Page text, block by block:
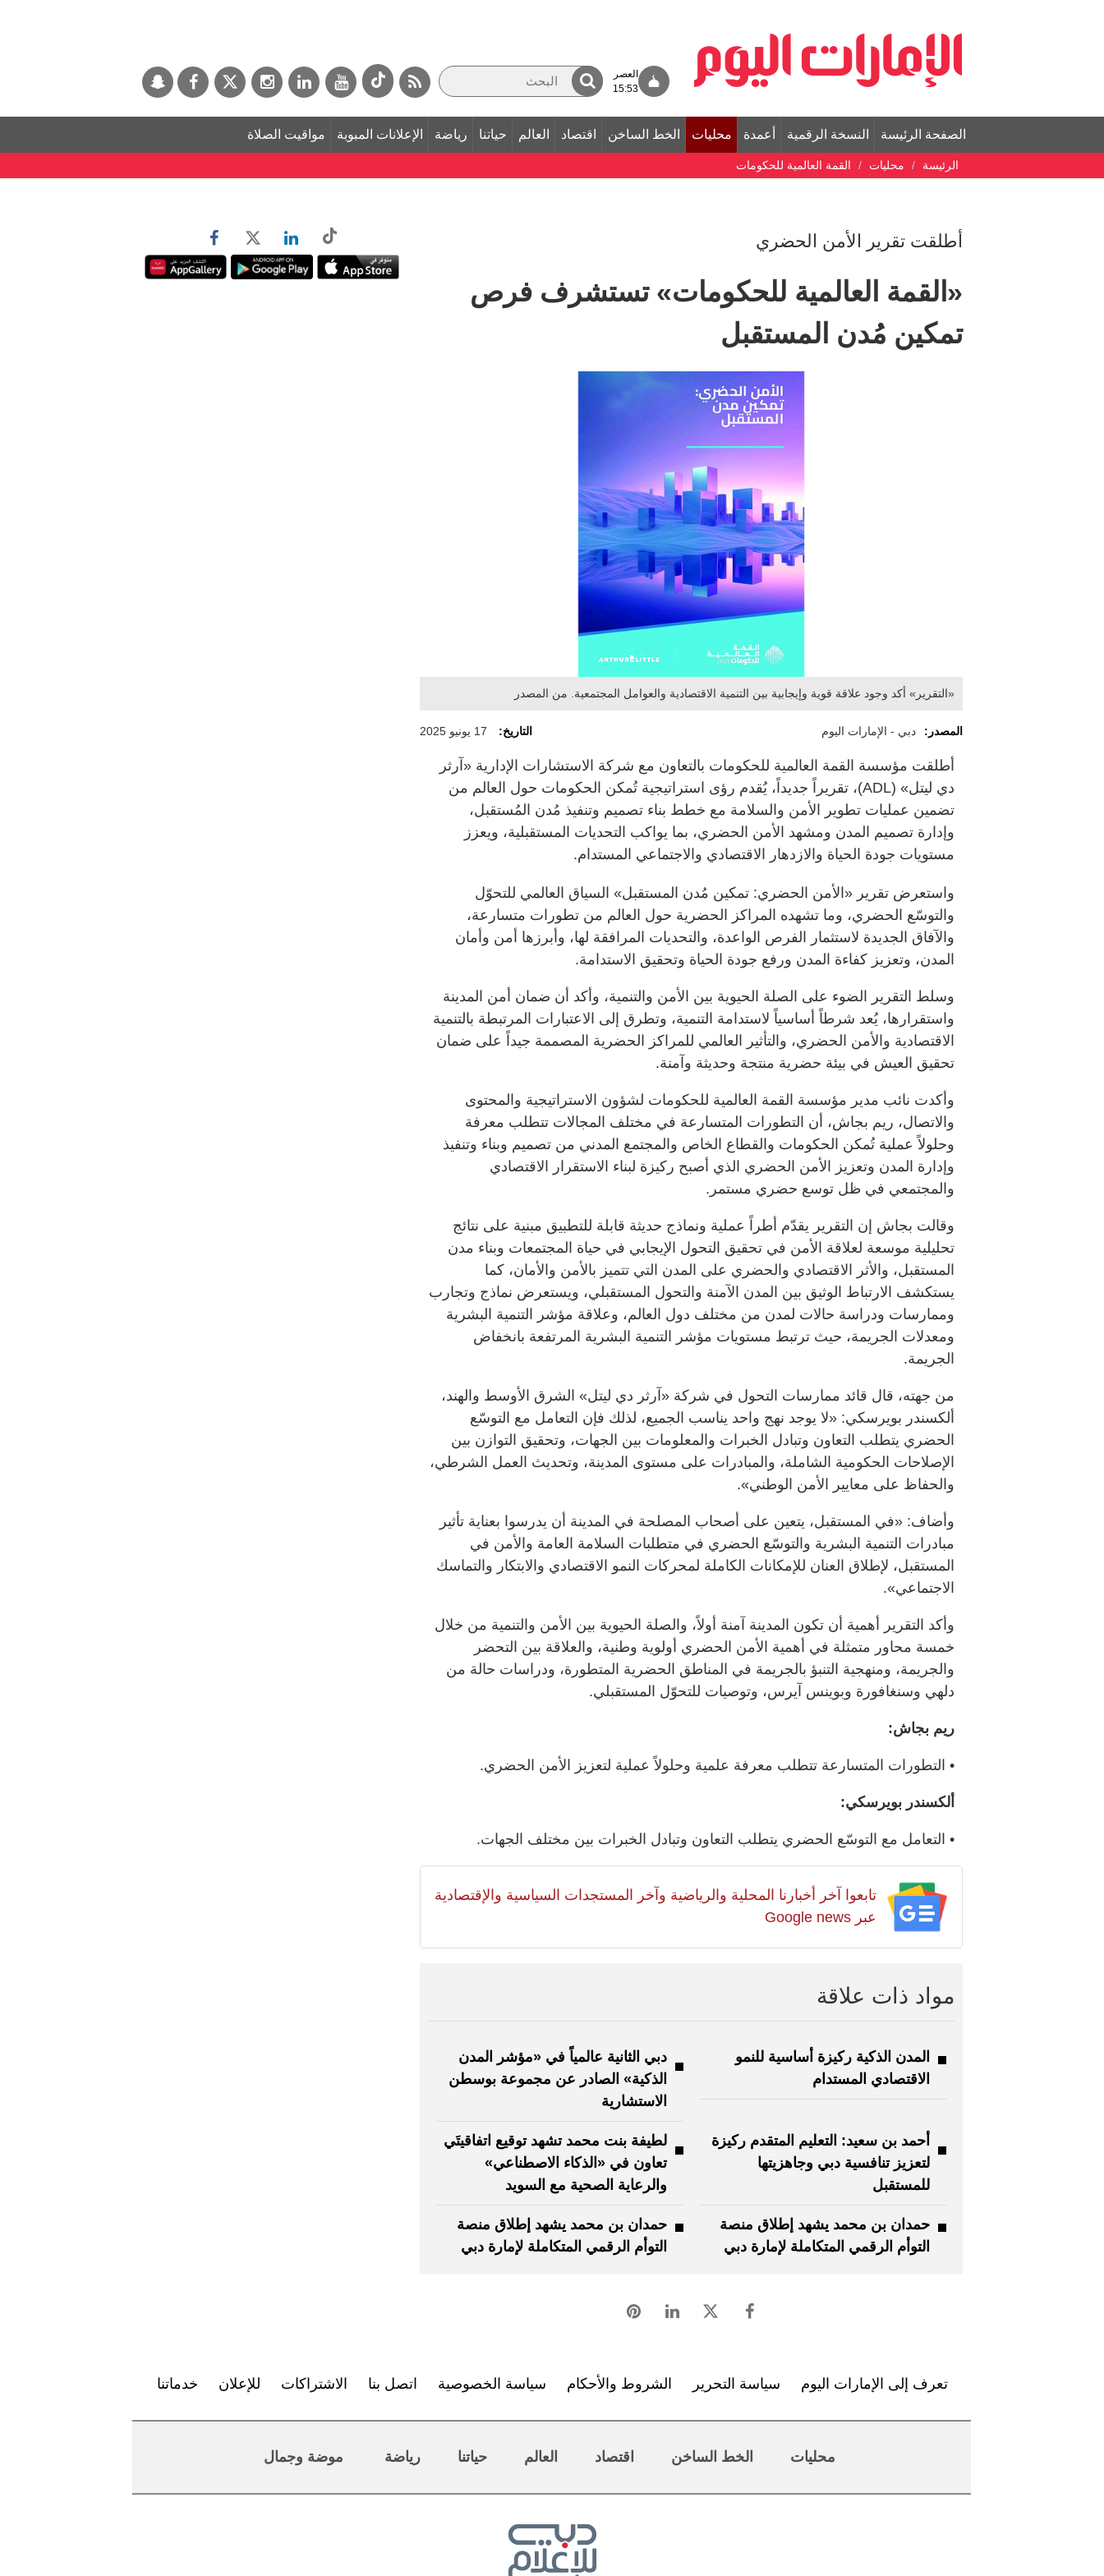
العصر
15:53
الصفحة الرئيسة النسخة الرقمية أعمدة محليات الخط الساخن اقتصاد العالم حياتنا رياضة الإعلانات المبوبة مواقيت الصلاة
الرئيسة محليات القمة العالمية للحكومات
أطلقت تقرير الأمن الحضري
«القمة العالمية للحكومات» تستشرف فرص
تمكين مُدن المستقبل
«التقرير» أكد وجود علاقة قوية وإيجابية بين التنمية الاقتصادية والعوامل المجتمعية. من المصدر
المصدر: دبي - الإمارات اليوم التاريخ: 17 يونيو 2025
أطلقت مؤسسة القمة العالمية للحكومات بالتعاون مع شركة الاستشارات الإدارية «آرثر
دي ليتل» (ADL)، تقريراً جديداً، يُقدم رؤى استراتيجية تُمكن الحكومات حول العالم من
تضمين عمليات تطوير الأمن والسلامة مع خطط بناء تصميم وتنفيذ مُدن المُستقبل،
وإدارة تصميم المدن ومشهد الأمن الحضري، بما يواكب التحديات المستقبلية، ويعزز
مستويات جودة الحياة والازدهار الاقتصادي والاجتماعي المستدام.
واستعرض تقرير «الأمن الحضري: تمكين مُدن المستقبل» السياق العالمي للتحوّل
والتوسّع الحضري، وما تشهده المراكز الحضرية حول العالم من تطورات متسارعة،
والآفاق الجديدة لاستثمار الفرص الواعدة، والتحديات المرافقة لها، وأبرزها أمن وأمان
المدن، وتعزيز كفاءة المدن ورفع جودة الحياة وتحقيق الاستدامة.
وسلط التقرير الضوء على الصلة الحيوية بين الأمن والتنمية، وأكد أن ضمان أمن المدينة
واستقرارها، يُعد شرطاً أساسياً لاستدامة التنمية، وتطرق إلى الاعتبارات المرتبطة بالتنمية
الاقتصادية والأمن الحضري، والتأثير العالمي للمراكز الحضرية المصممة جيداً على ضمان
تحقيق العيش في بيئة حضرية منتجة وحديثة وآمنة.
وأكدت نائب مدير مؤسسة القمة العالمية للحكومات لشؤون الاستراتيجية والمحتوى
والاتصال، ريم بجاش، أن التطورات المتسارعة في مختلف المجالات تتطلب معرفة
وحلولاً عملية تُمكن الحكومات والقطاع الخاص والمجتمع المدني من تصميم وبناء وتنفيذ
وإدارة المدن وتعزيز الأمن الحضري الذي أصبح ركيزة لبناء الاستقرار الاقتصادي
والمجتمعي في ظل توسع حضري مستمر.
وقالت بجاش إن التقرير يقدّم أطراً عملية ونماذج حديثة قابلة للتطبيق مبنية على نتائج
تحليلية موسعة لعلاقة الأمن في تحقيق التحول الإيجابي في حياة المجتمعات وبناء مدن
المستقبل، والأثر الاقتصادي والحضري على المدن التي تتميز بالأمن والأمان، كما
يستكشف الارتباط الوثيق بين المدن الآمنة والتحول المستقبلي، ويستعرض نماذج وتجارب
وممارسات ودراسة حالات لمدن من مختلف دول العالم، وعلاقة مؤشر التنمية البشرية
ومعدلات الجريمة، حيث ترتبط مستويات مؤشر التنمية البشرية المرتفعة بانخفاض
الجريمة.
من جهته، قال قائد ممارسات التحول في شركة «آرثر دي ليتل» الشرق الأوسط والهند،
ألكسندر بويرسكي: «لا يوجد نهج واحد يناسب الجميع، لذلك فإن التعامل مع التوسّع
الحضري يتطلب التعاون وتبادل الخبرات والمعلومات بين الجهات، وتحقيق التوازن بين
الإصلاحات الحكومية الشاملة، والمبادرات على مستوى المدينة، وتحديث العمل الشرطي،
والحفاظ على معايير الأمن الوطني».
وأضاف: «في المستقبل، يتعين على أصحاب المصلحة في المدينة أن يدرسوا بعناية تأثير
مبادرات التنمية البشرية والتوسّع الحضري في متطلبات السلامة العامة والأمن في
المستقبل، لإطلاق العنان للإمكانات الكاملة لمحركات النمو الاقتصادي والابتكار والتماسك
الاجتماعي».
وأكد التقرير أهمية أن تكون المدينة آمنة أولاً، والصلة الحيوية بين الأمن والتنمية من خلال
خمسة محاور متمثلة في أهمية الأمن الحضري أولوية وطنية، والعلاقة بين التحضر
والجريمة، ومنهجية التنبؤ بالجريمة في المناطق الحضرية المتطورة، ودراسات حالة من
دلهي وسنغافورة وبوينس آيرس، وتوصيات للتحوّل المستقبلي.
ريم بجاش:
• التطورات المتسارعة تتطلب معرفة علمية وحلولاً عملية لتعزيز الأمن الحضري.
ألكسندر بويرسكي:
• التعامل مع التوسّع الحضري يتطلب التعاون وتبادل الخبرات بين مختلف الجهات.
تابعوا آخر أخبارنا المحلية والرياضية وآخر المستجدات السياسية والإقتصادية
عبر Google news
مواد ذات علاقة
المدن الذكية ركيزة أساسية للنمو
الاقتصادي المستدام
دبي الثانية عالمياً في «مؤشر المدن
الذكية» الصادر عن مجموعة بوسطن
الاستشارية
أحمد بن سعيد: التعليم المتقدم ركيزة
لتعزيز تنافسية دبي وجاهزيتها
للمستقبل
لطيفة بنت محمد تشهد توقيع اتفاقيتَي
تعاون في «الذكاء الاصطناعي»
والرعاية الصحية مع السويد
حمدان بن محمد يشهد إطلاق منصة
التوأم الرقمي المتكاملة لإمارة دبي
حمدان بن محمد يشهد إطلاق منصة
التوأم الرقمي المتكاملة لإمارة دبي
تعرف إلى الإمارات اليوم سياسة التحرير الشروط والأحكام سياسة الخصوصية اتصل بنا الاشتراكات للإعلان خدماتنا
محليات الخط الساخن اقتصاد العالم حياتنا رياضة موضة وجمال